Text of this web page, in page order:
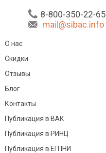
8-800-350-22-65
mail@sibac.info
О нас
Скидки
Отзывы
Блог
Контакты
Публикация в ВАК
Публикация в РИНЦ
Публикация в ЕГПНИ